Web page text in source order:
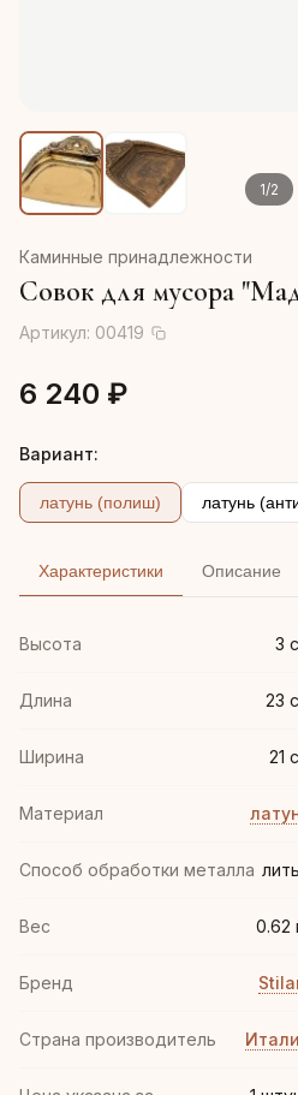
1/2
Каминные принадлежности
Совок для мусора
Артикул: 00419
6 240 ₽
Вариант:
латунь (полиш) латунь
Характеристики Описание
Высота 3
Длина 23
Ширина 21
Материал
Способ обработки металла
Вес 0.62
Бренд
Страна производитель